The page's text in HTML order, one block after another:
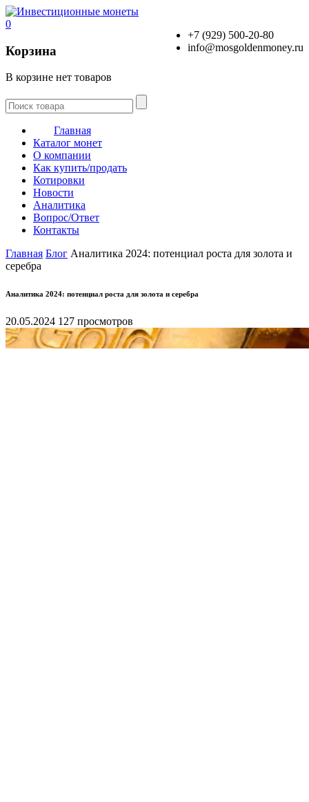
+7 (929) 500-20-80
info@mosgoldenmoney.ru
0
Корзина
В корзине нет товаров
Главная
Каталог монет
О компании
Как купить/продать
Котировки
Новости
Аналитика
Вопрос/Ответ
Контакты
Главная Блог Аналитика 2024: потенциал роста для золота и
серебра
Аналитика 2024: потенциал роста для золота и серебра
20.05.2024 127 просмотров